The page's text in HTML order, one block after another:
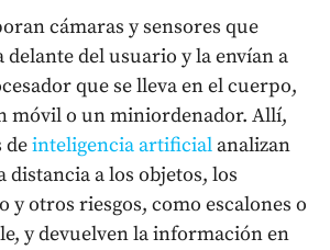
cámaras y sensores que
delante del usuario y la envían a
que se lleva en el cuerpo,
móvil o un miniordenador. Allí,
deinteligencia artificial analizan
distancia a los objetos, los
y otros riesgos, como escalones o
y devuelven la información en